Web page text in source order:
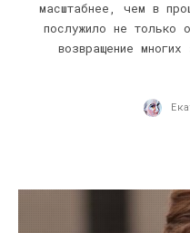
масштабнее, чем в
послужило не только
возвращение